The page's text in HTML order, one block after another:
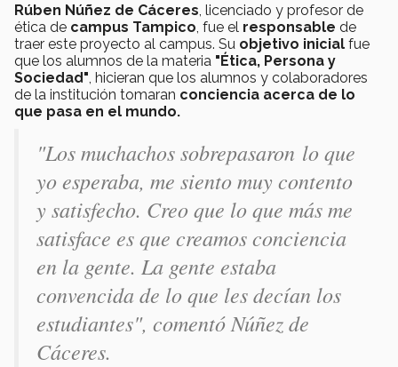
Rúben Núñez de Cáceres , licenciado y profesor de
ética de campus Tampico , fue el responsable de
traer este proyecto al campus. Su objetivo inicial fue
que los alumnos de la materia "Ética, Persona y
Sociedad" , hicieran que los alumnos y colaboradores
de la institución tomaran conciencia acerca de lo
que pasa en el mundo.
"Los muchachos sobrepasaron lo que
yo esperaba, me siento muy contento
y satisfecho. Creo que lo que más me
satisface es que creamos conciencia
en la gente. La gente estaba
convencida de lo que les decían los
estudiantes", comentó Núñez de
Cáceres.